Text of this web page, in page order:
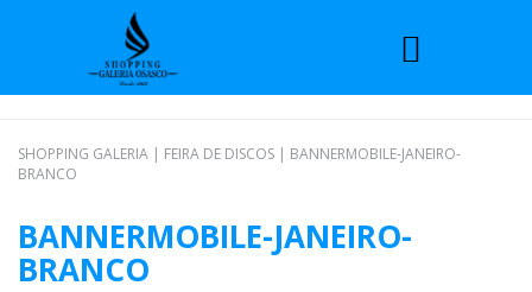
SHOPPING GALERIA | FEIRA DE DISCOS | BANNERMOBILE-JANEIRO-
BRANCO
BANNERMOBILE-JANEIRO-
BRANCO